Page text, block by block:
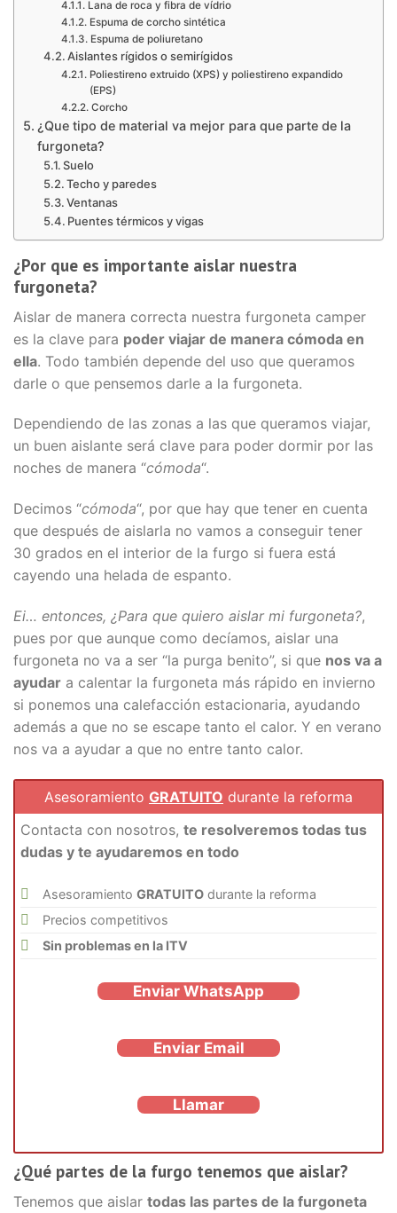
Lana de roca y fibra de vídrio
Espuma de corcho sintética
Espuma de poliuretano
Aislantes rígidos o semirígidos
Poliestireno extruido (XPS) y poliestireno expandido
(EPS)
Corcho
¿Que tipo de material va mejor para que parte de la
furgoneta?
Suelo
Techo y paredes
Ventanas
Puentes térmicos y vigas
¿Por que es importante aislar nuestra
furgoneta?
Aislar de manera correcta nuestra furgoneta camper
es la clave para poder viajar de manera cómoda en
ella. Todo también depende del uso que queramos
darle o que pensemos darle a la furgoneta.
Dependiendo de las zonas a las que queramos viajar,
un buen aislante será clave para poder dormir por las
noches de manera “cómoda“.
Decimos “cómoda“, por que hay que tener en cuenta
que después de aislarla no vamos a conseguir tener
30 grados en el interior de la furgo si fuera está
cayendo una helada de espanto.
Ei… entonces, ¿Para que quiero aislar mi furgoneta?,
pues por que aunque como decíamos, aislar una
furgoneta no va a ser “la purga benito”, si que nos va a
ayudar a calentar la furgoneta más rápido en invierno
si ponemos una calefacción estacionaria, ayudando
además a que no se escape tanto el calor. Y en verano
nos va a ayudar a que no entre tanto calor.
Asesoramiento GRATUITO durante la reforma
Contacta con nosotros,te resolveremos todas tus
dudas y te ayudaremos en todo
AsesoramientoGRATUITO durante la reforma
Precios competitivos
Sin problemas en la ITV
Enviar WhatsApp
Enviar Email
Llamar
¿Qué partes de la furgo tenemos que aislar?
Tenemos que aislar todas las partes de la furgoneta